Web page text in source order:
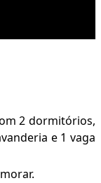
2 dormitórios,
e 1 vaga